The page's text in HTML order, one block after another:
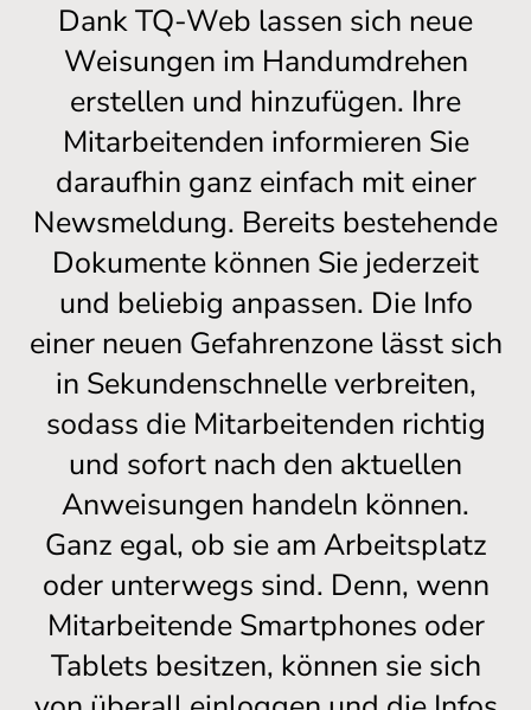
Dank TQ-Web lassen sich neue
Weisungen im Handumdrehen
erstellen und hinzufügen. Ihre
Mitarbeitenden informieren Sie
daraufhin ganz einfach mit einer
Newsmeldung. Bereits bestehende
Dokumente können Sie jederzeit
und beliebig anpassen. Die Info
einer neuen Gefahrenzone lässt sich
in Sekundenschnelle verbreiten,
sodass die Mitarbeitenden richtig
und sofort nach den aktuellen
Anweisungen handeln können.
Ganz egal, ob sie am Arbeitsplatz
oder unterwegs sind. Denn, wenn
Mitarbeitende Smartphones oder
Tablets besitzen, können sie sich